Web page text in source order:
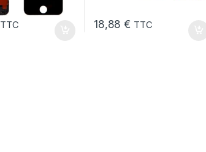
TTC 18,88€ TTC